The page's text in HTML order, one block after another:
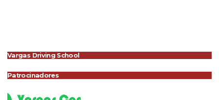
Vargas Driving School
Patrocinadores